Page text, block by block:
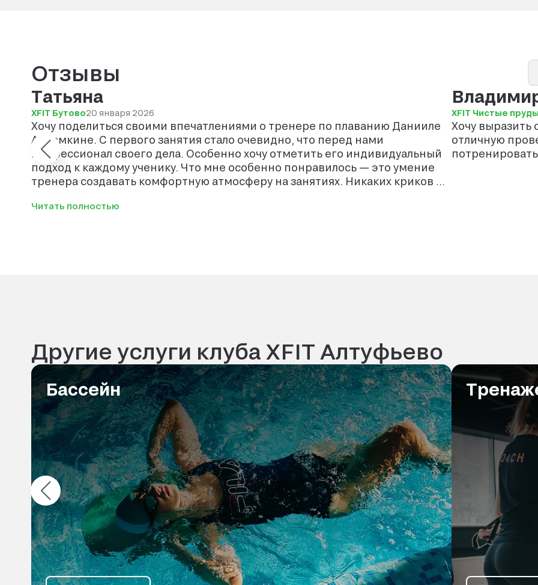
Отзывы
Татьяна
XFIT Бутово20 января 2026
Хочу поделиться своими впечатлениями о тренере по плаванию Данииле
Абрамкине. С первого занятия стало очевидно, что перед нами
профессионал своего дела. Особенно хочу отметить его индивидуальный
подход к каждому ученику. Что мне особенно понравилось — это умение
тренера создавать комфортную атмосферу на занятиях. Никаких криков и
даже те, кто боится воды, постепенно преодолевают свой страх и учатся
Читать полностью
XFIT Чистые
Хочу выразить
отличную
Другие услуги клуба XFIT Алтуфьево
Бассейн